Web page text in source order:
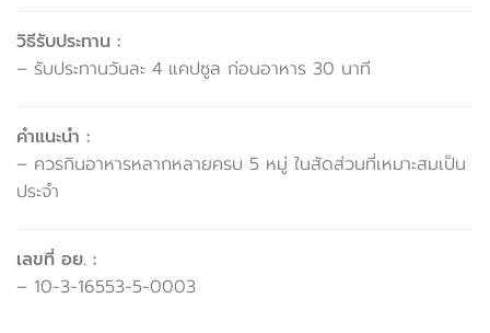
วิธีรับประทาน :
– รับประทานวันละ 4 แคปซูล ก่อนอาหาร 30 นาที
คำแนะนำ :
– ควรกินอาหารหลากหลายครบ 5 หมู่ ในสัดส่วนที่เหมาะสมเป็น
ประจำ
เลขที่ อย. :
– 10-3-16553-5-0003